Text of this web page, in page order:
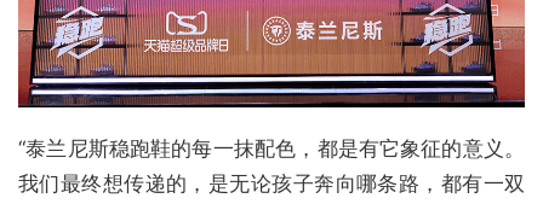
“泰兰尼斯稳跑鞋的每一抹配色，都是有它象征的意义。
我们最终想传递的，是无论孩子奔向哪条路，都有一双